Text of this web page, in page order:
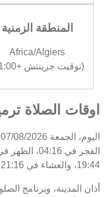
المنطقة الزمنية
Africa/Algiers
(توقيت جرينتش +01:00)
اوقات الصلاة
19:44، والعشاء في 21:16.
أذان المدينة، وبرنامج